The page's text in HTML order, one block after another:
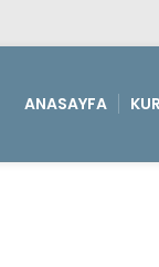
ANASAYFA